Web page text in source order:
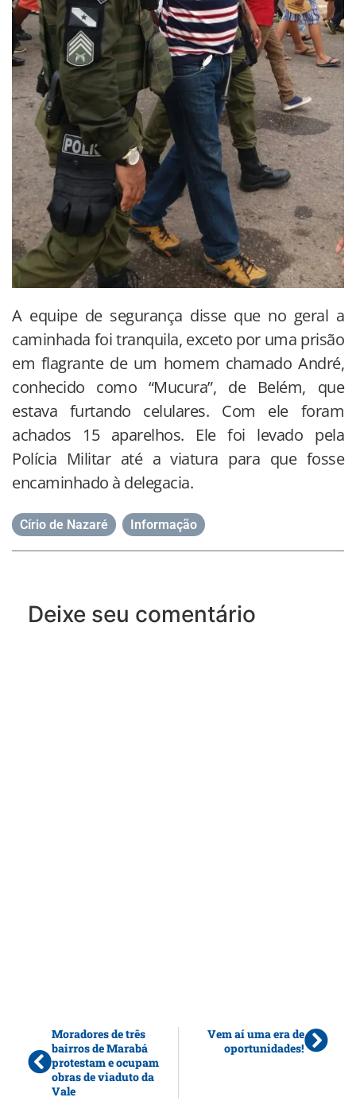
A equipe de segurança disse que no geral a
caminhada foi tranquila, exceto por uma prisão
em flagrante de um homem chamado André,
conhecido como “Mucura”, de Belém, que
estava furtando celulares. Com ele foram
achados 15 aparelhos. Ele foi levado pela
Polícia Militar até a viatura para que fosse
encaminhado à delegacia.
Círio de Nazaré Informação
Deixe seu comentário
Moradores de três
bairros de Marabá
protestam e ocupam
obras de viaduto da
Vale
Vem aí uma era de
oportunidades!